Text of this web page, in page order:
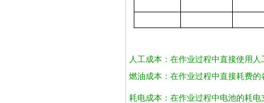
人工成本 ：在作业过程中直接使用
燃油成本： 在作业过程中直接耗费的
耗电成本： 在作业过程中电池的耗电